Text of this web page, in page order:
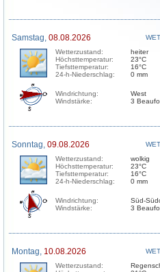
Samstag, 08.08.2026
Wetterzustand:
Höchsttemperatur:
Tiefsttemperatur:
24-h-Niederschlag:
heiter
23°C
16°C
0 mm
Windrichtung:
Windstärke:
West
3
Sonntag, 09.08.2026
Wetterzustand:
Höchsttemperatur:
Tiefsttemperatur:
24-h-Niederschlag:
wolkig
23°C
16°C
0 mm
Windrichtung:
Windstärke:
Süd-
3
Montag, 10.08.2026
Wetterzustand: